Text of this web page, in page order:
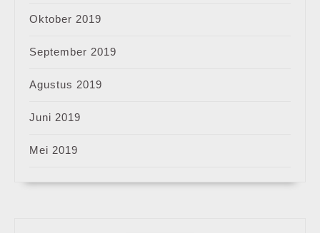
Oktober 2019
September 2019
Agustus 2019
Juni 2019
Mei 2019